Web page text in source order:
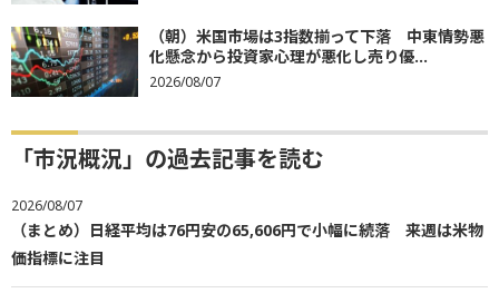
（朝）米国市場は3指数揃って下落 中東情勢悪
化懸念から投資家心理が悪化し売り優...
2026/08/07
「市況概況」の過去記事を読む
2026/08/07
（まとめ）日経平均は76円安の65,606円で小幅に続落 来週は米物
価指標に注目